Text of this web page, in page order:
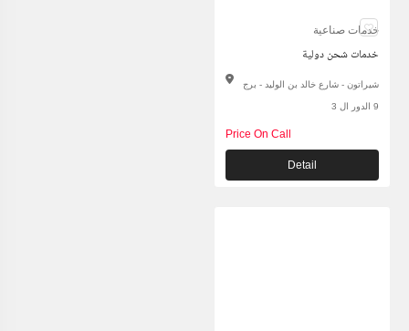
خدمات صناعية
خدمات شحن دولية
شيراتون - شارع خالد بن الوليد - برج
9 الدور ال 3
Price On Call
Detail